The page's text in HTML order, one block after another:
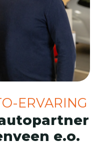
ERVARING
e.o.